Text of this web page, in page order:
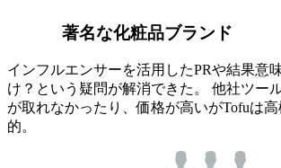
著名な化粧品ブランド
インフルエンサーを活用したPRや結果意
け？という疑問が解消できた。 他社ツー
が取れなかったり、価格が高いがTofuは
的。